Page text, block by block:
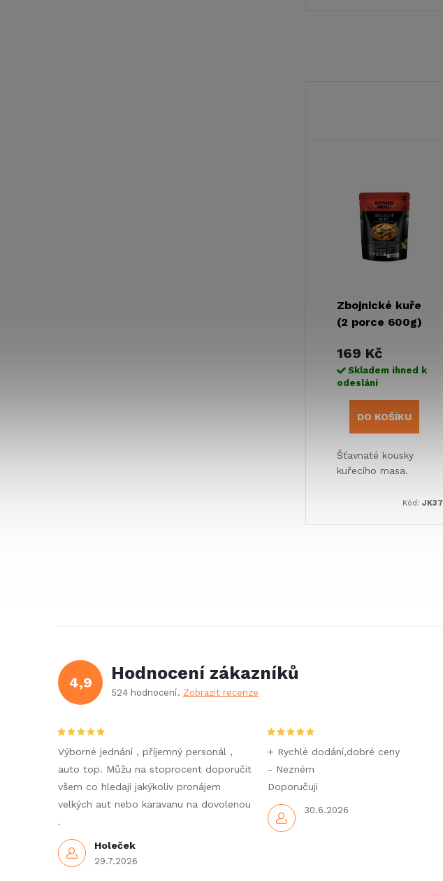
Zbojnické kuře
(2 porce 600g)
169 Kč
Skladem ihned k
odeslání
DO KOŠÍKU
Šťavnaté kousky
kuřecího masa.
Kód: JK37
4,9 Hodnocení zákazníků
524 hodnocení Zobrazit recenze
Holeček
29.7.2026
Výborné jednání , příjemný personál ,
auto top. Můžu na stoprocent doporučit
všem co hledají jakýkoliv pronájem
velkých aut nebo karavanu na dovolenou
.
30.6.2026
+ Rychlé dodání,dobré ceny
- Nezném
Doporučuji